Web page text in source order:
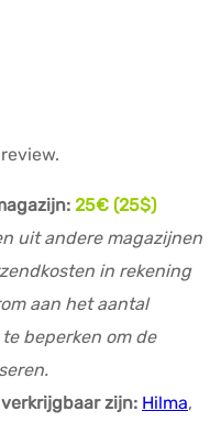
25€ (25$)
uit andere magazijnen
in rekening
aan het aantal
beperken om de
zijn: Hilma,